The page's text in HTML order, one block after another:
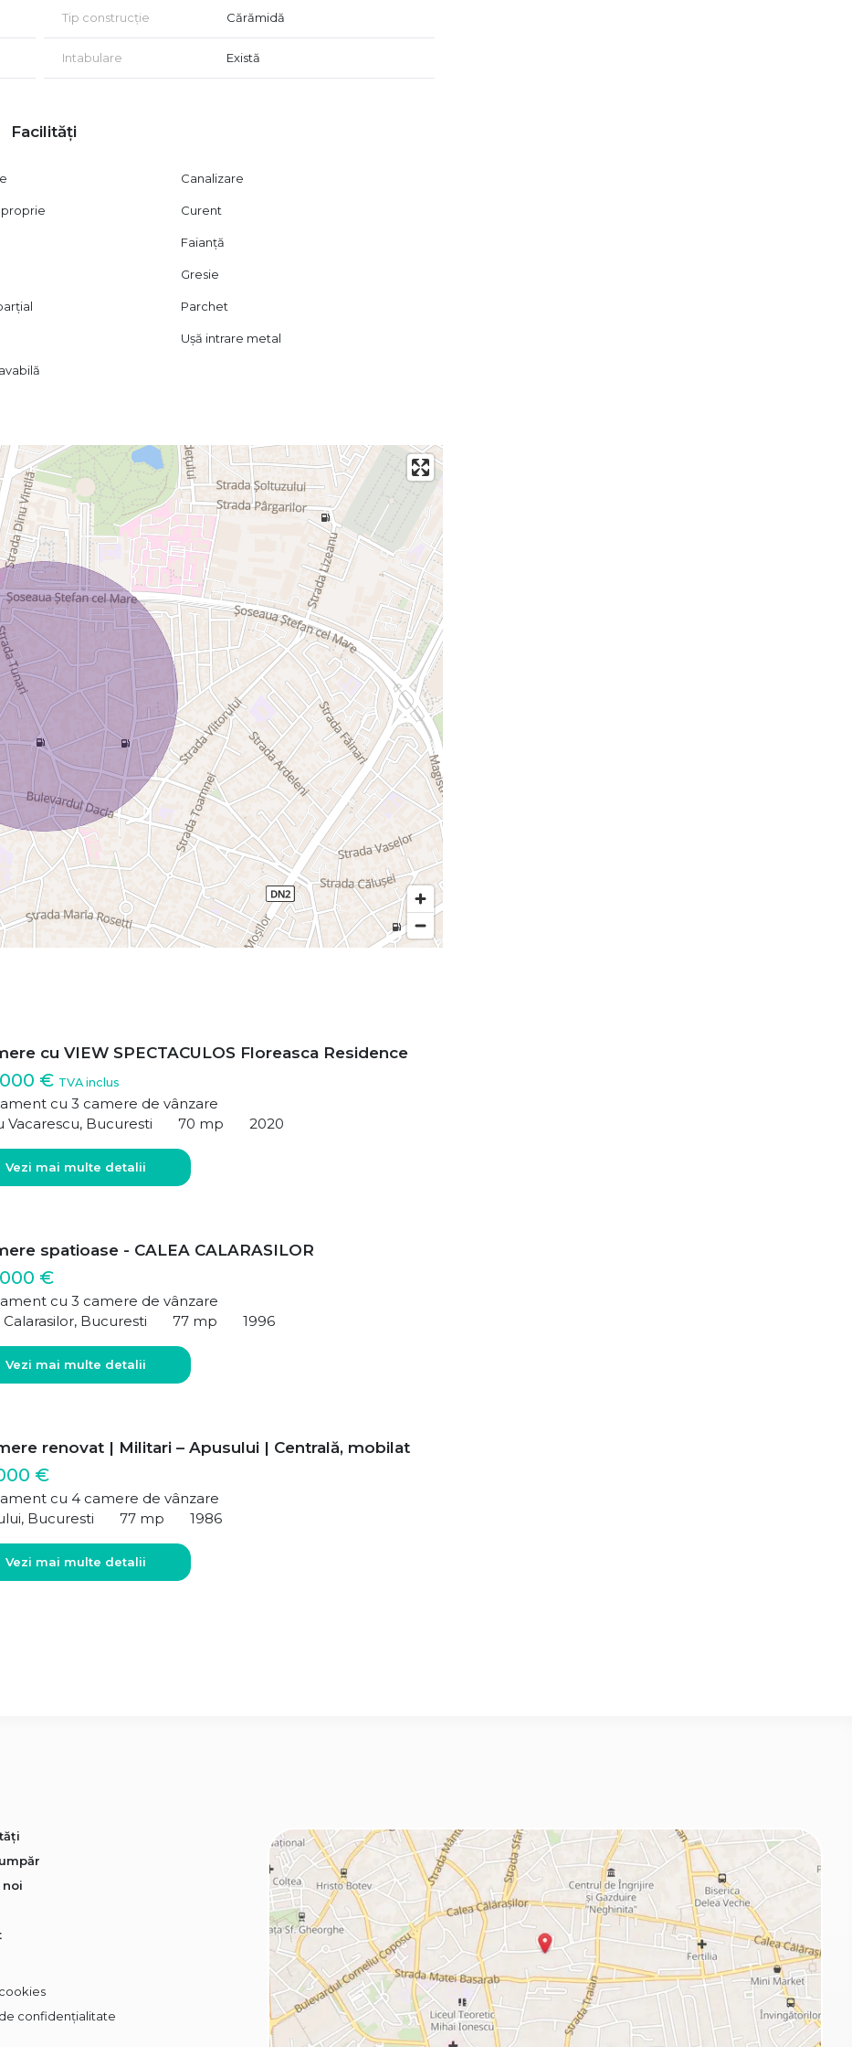
la o vizionare!
doresc achizitionarea prin credit!
Tip construcție Cărămidă
Intabulare Există
Facilități
Canalizare
proprie Curent
Faianță
Gresie
Parchet
Ușă intrare metal
cu VIEW SPECTACULOS Floreasca Residence
€ TVA inclus
cu 3 camere de vânzare
Vacarescu, Bucuresti
70 mp 2020
Vezi mai multe detalii
spatioase - CALEA CALARASILOR
€
cu 3 camere de vânzare
Calarasilor, Bucuresti
77 mp 1996
Vezi mai multe detalii
renovat | Militari – Apusului | Centrală, mobilat
€
cu 4 camere de vânzare
Bucuresti
77 mp 1986
Vezi mai multe detalii
noi
confidențialitate